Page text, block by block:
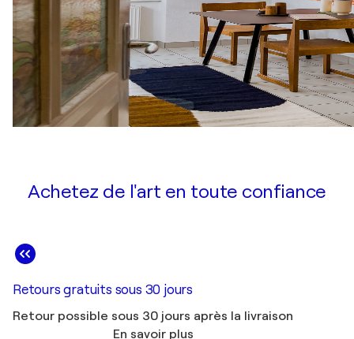
Achetez de l'art en toute confiance
Retours gratuits sous 30 jours
Retour possible sous 30 jours après la livraison
En savoir plus